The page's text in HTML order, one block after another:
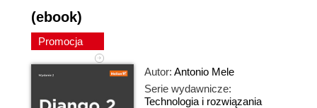
(ebook)
Promocja
Autor: Antonio Mele
Serie wydawnicze:
Technologia i rozwiązania